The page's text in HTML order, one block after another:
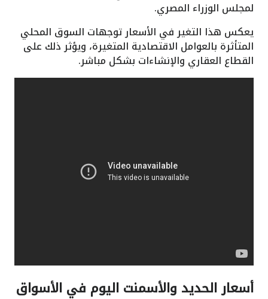
لمجلس الوزراء المصري.
يعكس هذا التغير في الأسعار توجهات السوق المحلي
المتأثرة بالعوامل الاقتصادية المتغيرة، ويؤثر ذلك على
القطاع العقاري والإنشاءات بشكل مباشر.
أسعار الحديد والأسمنت اليوم في الأسواق